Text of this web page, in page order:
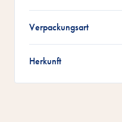
Verpackungsart
Herkunft